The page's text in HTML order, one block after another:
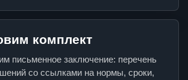
комплект
письменное заключение: перечень
со ссылками на нормы, сроки,